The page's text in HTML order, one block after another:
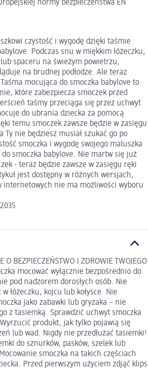
normy bezpieczeństwa EN
czystość i wygodę dzięki taśmie
Podczas snu w miękkim łóżeczku,
spaceru na świeżym powietrzu,
na brudnej podłodze. Ale teraz
mocująca do smoczka babylove to
które zabezpiecza smoczek przed
taśmy przeciąga się przez uchwyt
do ubrania dziecka za pomocą
temu smoczek zawsze będzie w zasięgu
Ty nie będziesz musiał szukać go po
smoczka i wygodę swojego maluszka
smoczka babylove. Nie martw się już
- teraz będzie zawsze w zasięgu ręki
jest dostępny w różnych wersjach,
internetowych nie ma możliwości wyboru
O BEZPIECZEŃSTWO I ZDROWIE TWOJEGO
mocować wyłącznie bezpośrednio do
pod nadzorem dorosłych osób. Nie
łóżeczku, kojcu lub kołysce. Nie
jako zabawki lub gryzaka – nie
z tasiemką. Sprawdzić uchwyt smoczka
produkt, jak tylko pojawią się
lub wad. Nigdy nie przedłużać tasiemki!
do sznurków, pasków, szelek lub
smoczka na takich częściach
Przed pierwszym użyciem zdjąć klips